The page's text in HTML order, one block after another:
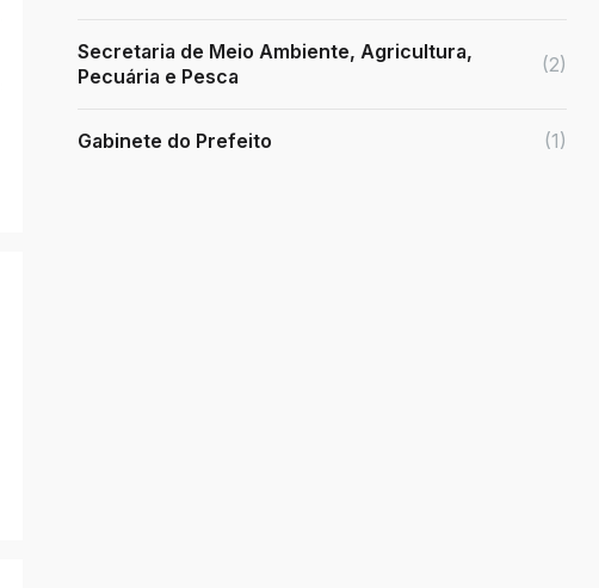
Secretaria de Meio Ambiente, Agricultura,
Pecuária e Pesca
(2)
Gabinete do Prefeito (1)